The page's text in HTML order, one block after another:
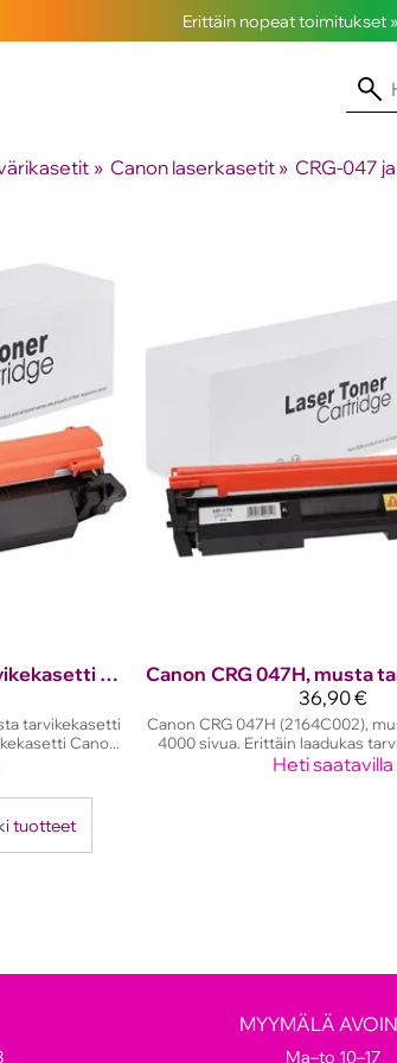
Erittäin nopeat toimitukset »
‪» Canon laserkasetit ‪» CRG-047
CRG 047, musta tarvikekasetti 1600 sivua
tarvikekasetti
Cano...
Canon
36,90 €
Canon CRG 047H (2164C002),
4000 sivua. Erittäin laadukas
Heti saatavilla
tuotteet
MYYMÄLÄ
Ma–to 10–17